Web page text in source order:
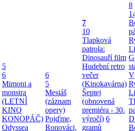
5
6
Mimoni a
monstra
(LETNÍ
KINO
KONOPÁČ)
Odyssea
6
5
Mesiáš
(záznam
opery)
Pojďme,
Ronováci,
7
10
Tlapková
patrola:
Dinosauří film
Hudební retro
večer
(Kinokavárna)
Šeptej
(obnovená
premiéra - 30.
výročí) 6
gramů
8